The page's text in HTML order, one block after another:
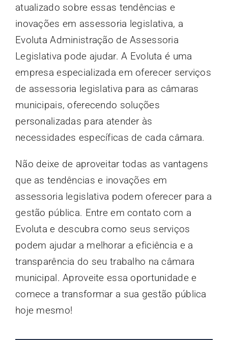
atualizado sobre essas tendências e
inovações em assessoria legislativa, a
Evoluta Administração de Assessoria
Legislativa pode ajudar. A Evoluta é uma
empresa especializada em oferecer serviços
de assessoria legislativa para as câmaras
municipais, oferecendo soluções
personalizadas para atender às
necessidades específicas de cada câmara.
Não deixe de aproveitar todas as vantagens
que as tendências e inovações em
assessoria legislativa podem oferecer para a
gestão pública. Entre em contato com a
Evoluta e descubra como seus serviços
podem ajudar a melhorar a eficiência e a
transparência do seu trabalho na câmara
municipal. Aproveite essa oportunidade e
comece a transformar a sua gestão pública
hoje mesmo!